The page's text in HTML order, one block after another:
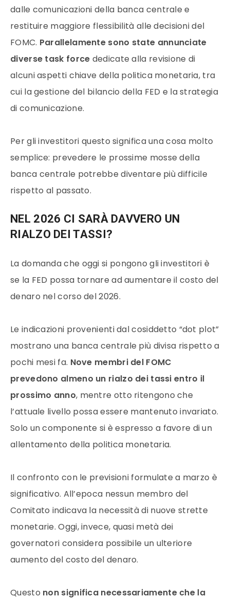
dalle comunicazioni della banca centrale e
restituire maggiore flessibilità alle decisioni del
FOMC. Parallelamente sono state annunciate
diverse task force dedicate alla revisione di
alcuni aspetti chiave della politica monetaria, tra
cui la gestione del bilancio della FED e la strategia
di comunicazione.
Per gli investitori questo significa una cosa molto
semplice: prevedere le prossime mosse della
banca centrale potrebbe diventare più difficile
rispetto al passato.
NEL 2026 CI SARÀ DAVVERO UN
RIALZO DEI TASSI?
La domanda che oggi si pongono gli investitori è
se la FED possa tornare ad aumentare il costo del
denaro nel corso del 2026.
Le indicazioni provenienti dal cosiddetto “dot plot”
mostrano una banca centrale più divisa rispetto a
pochi mesi fa. Nove membri del FOMC
prevedono almeno un rialzo dei tassi entro il
prossimo anno, mentre otto ritengono che
l’attuale livello possa essere mantenuto invariato.
Solo un componente si è espresso a favore di un
allentamento della politica monetaria.
Il confronto con le previsioni formulate a marzo è
significativo. All’epoca nessun membro del
Comitato indicava la necessità di nuove strette
monetarie. Oggi, invece, quasi metà dei
governatori considera possibile un ulteriore
aumento del costo del denaro.
Questo non significa necessariamente che la